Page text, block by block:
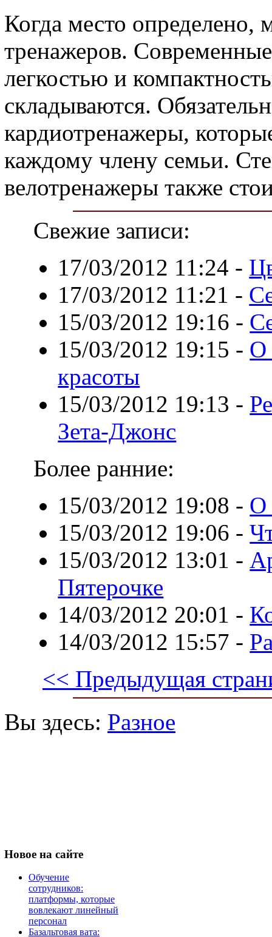
Когда место определено,
тренажеров.
легкостью и
складываются.
кардиотренажеры,
каждому члену семьи.
велотренажеры также
Свежие записи:
17/03/2012 11:24 -
17/03/2012 11:21 -
15/03/2012 19:16 -
15/03/2012 19:15 - О
красоты
15/03/2012 19:13 -
Зета-Джонс
Более ранние:
15/03/2012 19:08 - О
15/03/2012 19:06 -
15/03/2012 13:01 -
Пятерочке
14/03/2012 20:01 -
14/03/2012 15:57 -
<< Предыдущая
Вы здесь: Разное
Новое на сайте
Обучение
сотрудников:
платформы, которые
вовлекают линейный
персонал
Базальтовая вата: